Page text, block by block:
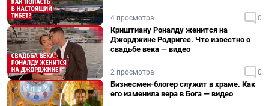
4 просмотра 0
Криштиану Роналду женится на
Джорджине Родригес. Что известно о
свадьбе века — видео
2 просмотра 0
Бизнесмен-блогер служит в храме. Как
его изменила вера в Бога — видео